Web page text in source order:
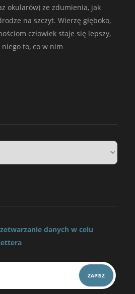
okularów) ze zdumienia, jak
na szczyt. Wierzę głęboko,
człowiek staje się lepszy,
to, co w nim
danych w celu